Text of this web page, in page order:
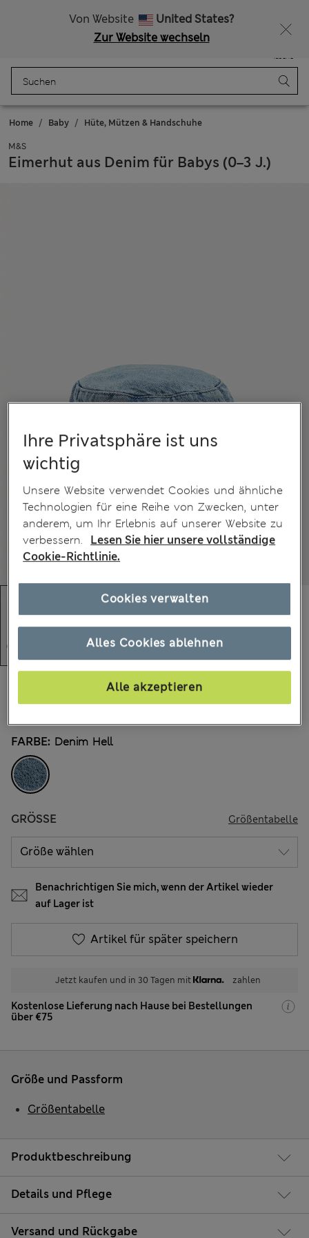
Von Website
United States?
Zur Website wechseln
Tasche
Home Baby Hüte, Mützen & Handschuhe
M&S
Eimerhut aus Denim für Babys (0–3 J.)
2 Bewertungen
Alle Preise enthalten Steuern und Abgaben
FARBE: Denim Hell
GRÖSSE Größentabelle
Benachrichtigen Sie mich, wenn der Artikel wieder
auf Lager ist
Artikel für später speichern
Jetzt kaufen und in 30 Tagen mit zahlen
Kostenlose Lieferung nach Hause bei Bestellungen
über €75
Produktbeschreibung
Details und Pflege
Versand und Rückgabe
Größe und Passform
Größentabelle
Ihre Privatsphäre ist uns
wichtig
Unsere Website verwendet Cookies und ähnliche
Technologien für eine Reihe von Zwecken, unter
anderem, um Ihr Erlebnis auf unserer Website zu
verbessern.
Lesen Sie hier unsere vollständige
Cookie-Richtlinie.
Alles Cookies ablehnen
Alle akzeptieren
Cookies verwalten